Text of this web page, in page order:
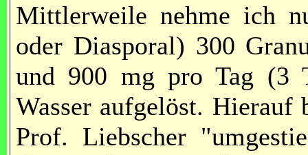
Mittlerweile nehme ich
oder Diasporal) 300
und 900 mg pro Tag (3
Wasser aufgelöst.
Prof. Liebscher